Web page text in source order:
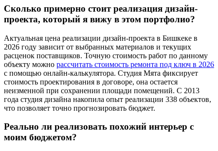
Сколько примерно стоит реализация дизайн-
проекта, который я вижу в этом портфолио?
Актуальная цена реализации дизайн-проекта в Бишкеке в
2026 году зависит от выбранных материалов и текущих
расценок поставщиков. Точную стоимость работ по данному
объекту можно рассчитать стоимость ремонта под ключ в 2026
с помощью онлайн-калькулятора. Студия Мята фиксирует
стоимость проектирования в договоре, она остается
неизменной при сохранении площади помещений. С 2013
года студия дизайна накопила опыт реализации 338 объектов,
что позволяет точно прогнозировать бюджет.
Реально ли реализовать похожий интерьер с
моим бюджетом?